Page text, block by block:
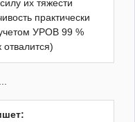
их тяжести
практически
УРОВ 99 %
отвалится)